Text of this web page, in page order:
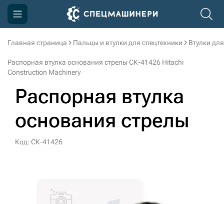
Главная страница Пальцы и втулки для спецтехники Втулки
Распорная втулка основания стрелы СК-41426 Hitachi
Construction Machinery
Распорная втулка
основания стрелы
Код: СК-41426
Компания
Акции
Доставка и оплата